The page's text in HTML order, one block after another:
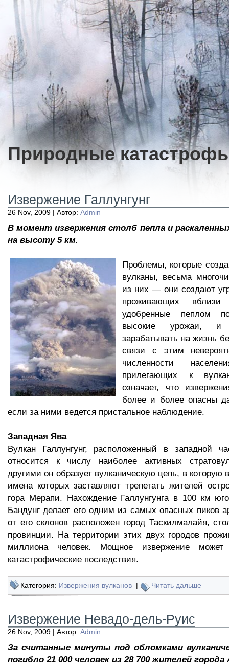
Природные
Извержение Галлунгунг
26 Nov, 2009 | Автор: Admin
В момент извержения столб пепла и
на высоту 5 км.
Проблемы, которые
вулканы, весьма
из них — они создают
проживающих
удобренные пеплом
высокие урожаи, и
зарабатывать на жизнь
связи с этим
численности
прилегающих к
означает, что
более и более опасны
если за ними ведется пристальное наблюдение.
Западная Ява
Вулкан Галлунгунг, расположенный в западной
относится к числу наиболее активных
другими он образует вулканическую цепь, в которую
имена которых заставляют трепетать жителей
гора Мерапи. Нахождение Галлунгунга в 100 км
Бандунг делает его одним из самых опасных пиков
от его склонов расположен город Таскилмалайя,
провинции. На территории этих двух городов
миллиона человек. Мощное извержение
катастрофические последствия.
Категория: Извержения вулканов | Читать дальше
Извержение Невадо-дель-Руис
26 Nov, 2009 | Автор: Admin
За считанные минуты под обломками
погибло 21 000 человек из 28 700 жителей